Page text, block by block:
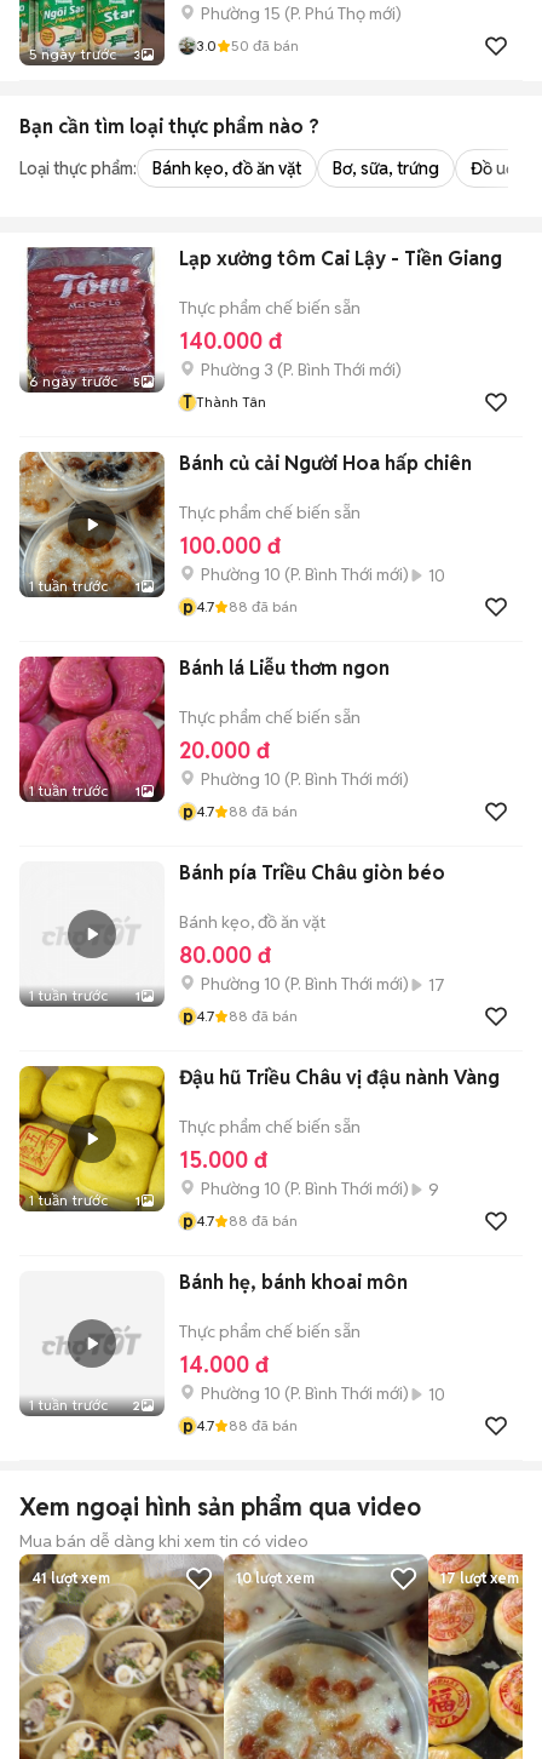
5 ngày trước 3
Phường 15 (P. Phú Thọ mới)
3.0 50 đã bán
Bạn cần tìm loại thực phẩm nào ?
Loại thực phẩm: Bánh kẹo, đồ ăn vặt Bơ, sữa, trứng Đồ uống
6 ngày trước 5
Lạp xưởng tôm Cai Lậy - Tiền Giang
Thực phẩm chế biến sẵn
140.000 đ
Phường 3 (P. Bình Thới mới)
T Thành Tân
1 tuần trước 1
Bánh củ cải Người Hoa hấp chiên
Thực phẩm chế biến sẵn
100.000 đ
Phường 10 (P. Bình Thới mới)
10
p4.7 88 đã bán
1 tuần trước 1
Bánh lá Liễu thơm ngon
Thực phẩm chế biến sẵn
20.000 đ
Phường 10 (P. Bình Thới mới)
p4.7 88 đã bán
1 tuần trước 1
Bánh pía Triều Châu giòn béo
Bánh kẹo, đồ ăn vặt
80.000 đ
Phường 10 (P. Bình Thới mới)
17
p4.7 88 đã bán
1 tuần trước 1
Đậu hũ Triều Châu vị đậu nành Vàng
Thực phẩm chế biến sẵn
15.000 đ
Phường 10 (P. Bình Thới mới)
9
p4.7 88 đã bán
1 tuần trước 2
Bánh hẹ, bánh khoai môn
Thực phẩm chế biến sẵn
14.000 đ
Phường 10 (P. Bình Thới mới)
10
p4.7 88 đã bán
Xem ngoại hình sản phẩm qua video
Mua bán dễ dàng khi xem tin có video
41lượt xem 10lượt xem 17lượt xem